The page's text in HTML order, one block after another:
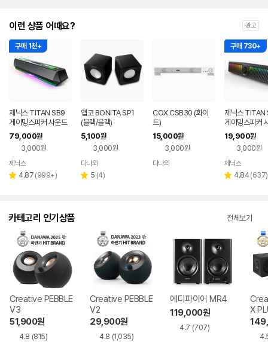
이런 상품 어때요? 광고
구매 1천+
제닉스 TITAN SB9
게이밍스피커 사운드
바 컴퓨터스피커
79,000원
3,000원
페이
제닉스
별 4.87 리
(999+)
앱코 BONITA SP1
(블랙/블랙)
5,100원
3,000원
페이
다나와
별 5 리
(4)
COX CSB30 (화이
트)
15,000원
3,000원
다나와
구매 730+
제닉스 TITAN
게이밍스피커
바 컴퓨터스피
19,900원
3,000원
페이
제닉스
별 4.84 리
(637)
카테고리 인기상품 전체보기
Creative PEBBLE
V3
51,900원
4.8 (815)
Creative PEBBLE
V2
29,900원
4.8 (1,035)
에디파이어 MR4
119,000원
4.7 (707)
X